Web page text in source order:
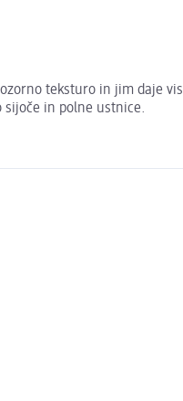
teksturo in jim daje
sijoče in polne ustnice.